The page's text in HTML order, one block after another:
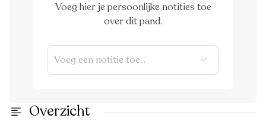
Voeg hier je persoonlijke notities toe
over dit pand.
Overzicht